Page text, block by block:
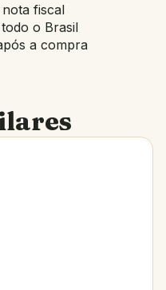
fiscal
o Brasil
a compra